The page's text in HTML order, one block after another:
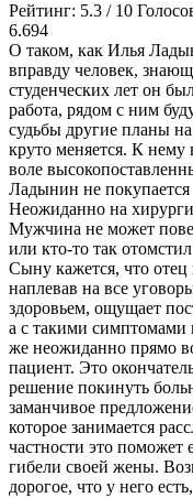
Рейтинг: 5.3 / 10
6.694
О таком, как Илья
вправду человек,
студенческих лет он
работа, рядом с ним
судьбы другие планы
круто меняется. К нему
воле
Ладынин не покупается
Неожиданно на
Мужчина не может
или кто-то так
Сыну кажется, что отец
наплевав на все
здоровьем, ощущает
а с такими симптомами
же неожиданно прямо
пациент. Это
решение покинуть
заманчивое
которое занимается
частности это
гибели своей жены.
дорогое, что у него